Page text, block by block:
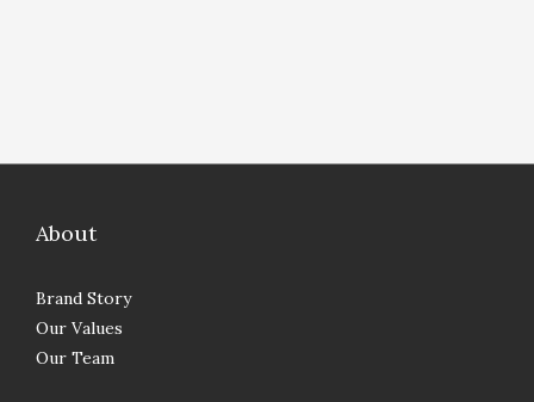
About
Brand Story
Our Values
Our Team